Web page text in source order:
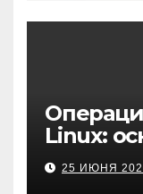
Linux:
25 ИЮНЯ